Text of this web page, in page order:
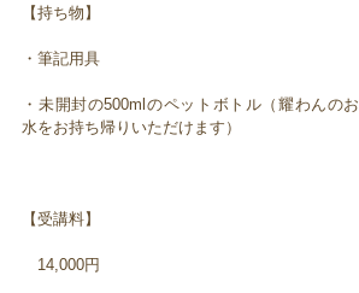
【持ち物】
・筆記用具
・未開封の500mlのペットボトル（耀わんのお
水をお持ち帰りいただけます）
【受講料】
14,000円